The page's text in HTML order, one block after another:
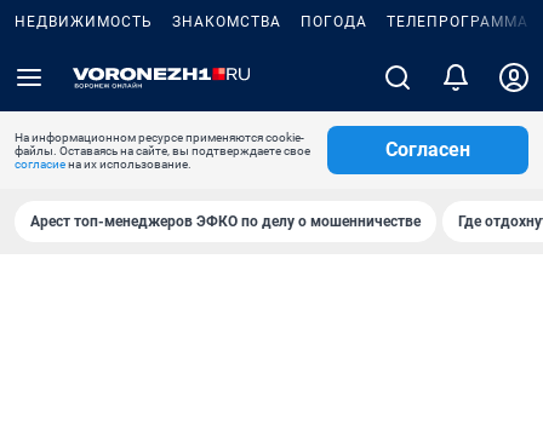
НЕДВИЖИМОСТЬ ЗНАКОМСТВА ПОГОДА ТЕЛЕПРОГРАММА
На информационном ресурсе применяются cookie-
файлы. Оставаясь на сайте, вы подтверждаете свое
согласиена их использование.
Согласен
Арест топ-менеджеров ЭФКО по делу о мошенничестве Где